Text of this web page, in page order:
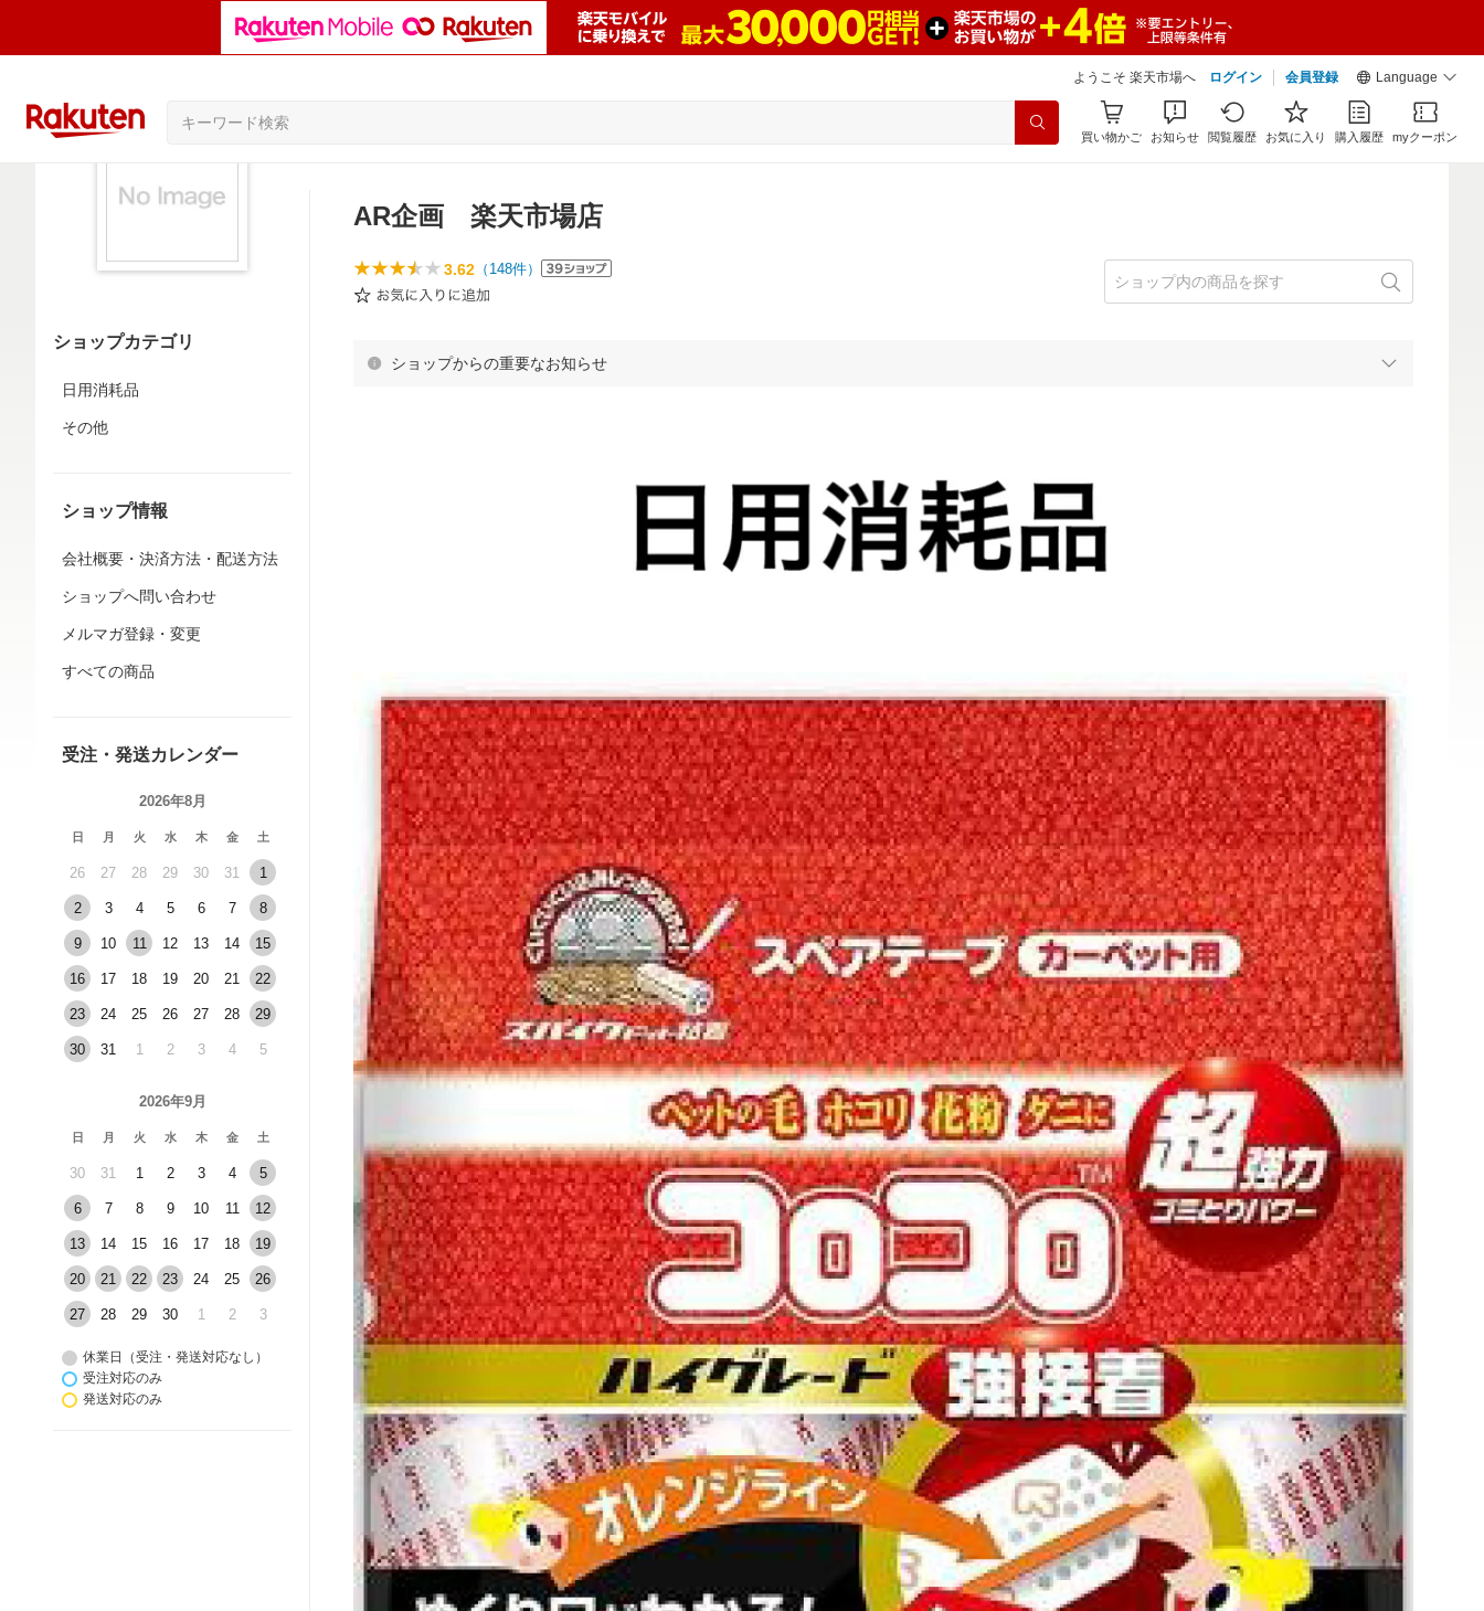
ようこそ 楽天市場へ ログイン 会員登録 Language
買い物かご お知らせ 閲覧履歴 お気に入り 購入履歴 myクーポン
ショップカテゴリ
日用消耗品
その他
ショップ情報
会社概要・決済方法・配送方法
ショップへ問い合わせ
メルマガ登録・変更
すべての商品
受注・発送カレンダー
2026年8月
日 月 火 水 木 金 土
26 27 28 29 30 31 1
2 3 4 5 6 7 8
9 10 11 12 13 14 15
16 17 18 19 20 21 22
23 24 25 26 27 28 29
30 31 1 2 3 4 5
2026年9月
日 月 火 水 木 金 土
30 31 1 2 3 4 5
6 7 8 9 10 11 12
13 14 15 16 17 18 19
20 21 22 23 24 25 26
27 28 29 30 1 2 3
休業日（受注・発送対応なし）
受注対応のみ
発送対応のみ
AR企画 楽天市場店
3.62 （ 148件）
ショップからの重要なお知らせ